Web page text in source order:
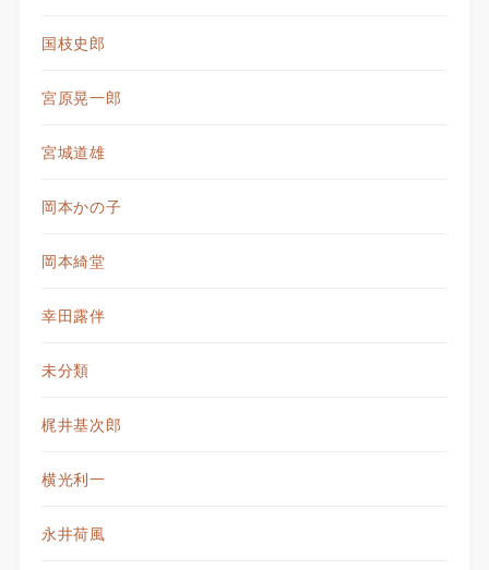
国枝史郎
宮原晃一郎
宮城道雄
岡本かの子
岡本綺堂
幸田露伴
未分類
梶井基次郎
横光利一
永井荷風